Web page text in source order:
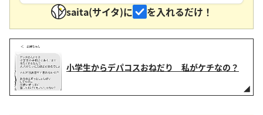
saita(サイタ)に
を入れるだけ！
小学生からデパコスおねだり 私がケチなの？